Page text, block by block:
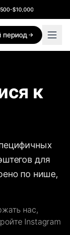
$10,000
период
к
для
по нише,
нас,
Instagram